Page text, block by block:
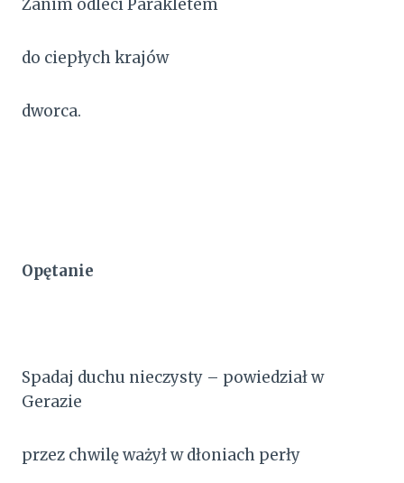
Zanim odleci Parakletem
do ciepłych krajów
dworca.
Opętanie
Spadaj duchu nieczysty – powiedział w
Gerazie
przez chwilę ważył w dłoniach perły